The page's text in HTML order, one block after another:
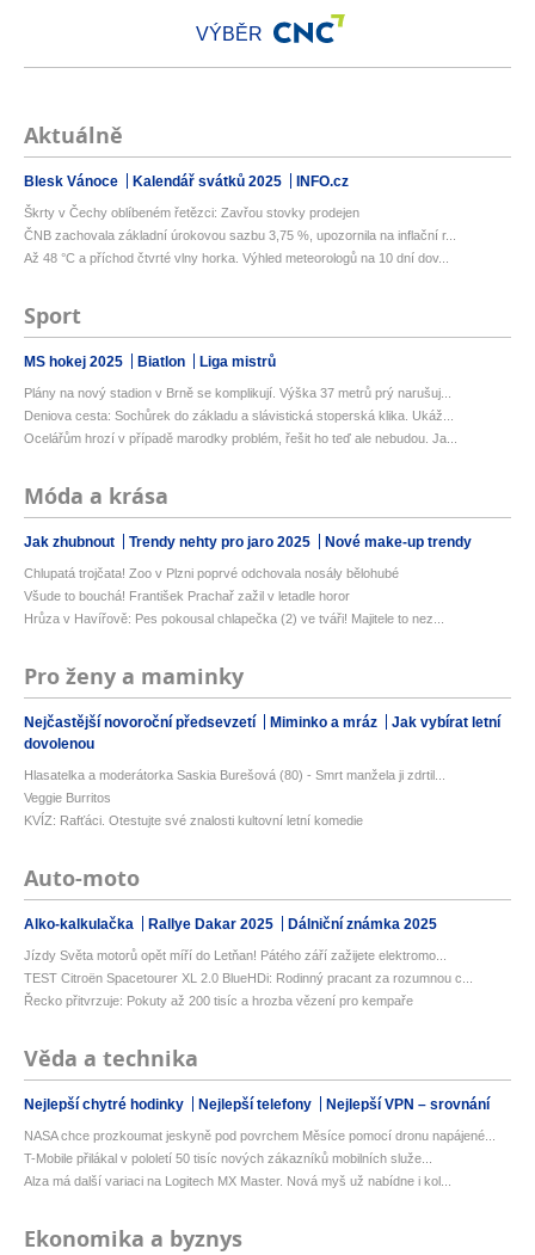
VÝBĚR
Aktuálně
Blesk Vánoce Kalendář svátků 2025 INFO.cz
Škrty v Čechy oblíbeném řetězci: Zavřou stovky prodejen
ČNB zachovala základní úrokovou sazbu 3,75 %, upozornila na inflační r...
Až 48 °C a příchod čtvrté vlny horka. Výhled meteorologů na 10 dní dov...
Sport
MS hokej 2025 Biatlon Liga mistrů
Plány na nový stadion v Brně se komplikují. Výška 37 metrů prý narušuj...
Deniova cesta: Sochůrek do základu a slávistická stoperská klika. Ukáž...
Ocelářům hrozí v případě marodky problém, řešit ho teď ale nebudou. Ja...
Móda a krása
Jak zhubnout Trendy nehty pro jaro 2025 Nové make-up trendy
Chlupatá trojčata! Zoo v Plzni poprvé odchovala nosály bělohubé
Všude to bouchá! František Prachař zažil v letadle horor
Hrůza v Havířově: Pes pokousal chlapečka (2) ve tváři! Majitele to nez...
Pro ženy a maminky
Nejčastější novoroční předsevzetí Miminko a mráz
Jak vybírat letní
dovolenou
Hlasatelka a moderátorka Saskia Burešová (80) - Smrt manžela ji zdrtil...
Veggie Burritos
KVÍZ: Rafťáci. Otestujte své znalosti kultovní letní komedie
Auto-moto
Alko-kalkulačka Rallye Dakar 2025 Dálniční známka 2025
Jízdy Světa motorů opět míří do Letňan! Pátého září zažijete elektromo...
TEST Citroën Spacetourer XL 2.0 BlueHDi: Rodinný pracant za rozumnou c...
Řecko přitvrzuje: Pokuty až 200 tisíc a hrozba vězení pro kempaře
Věda a technika
Nejlepší chytré hodinky Nejlepší telefony Nejlepší VPN – srovnání
NASA chce prozkoumat jeskyně pod povrchem Měsíce pomocí dronu napájené...
T-Mobile přilákal v pololetí 50 tisíc nových zákazníků mobilních služe...
Alza má další variaci na Logitech MX Master. Nová myš už nabídne i kol...
Ekonomika a byznys